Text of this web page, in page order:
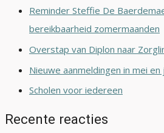
Reminder Steffie De
bereikbaarheid zomermaanden
Overstap van Diplon naar
Nieuwe aanmeldingen in mei en
Scholen voor iedereen
Recente reacties